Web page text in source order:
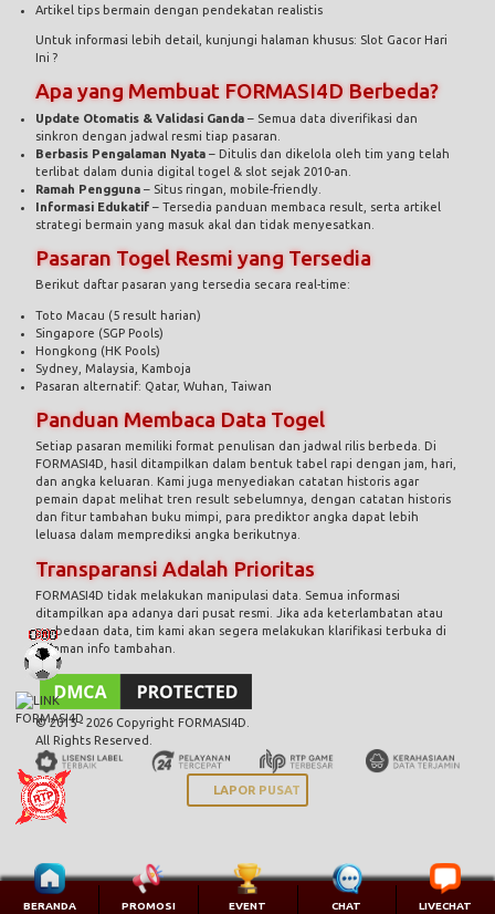
BERANDA PROMOSI EVENT CHAT LIVECHAT
Artikel tips bermain dengan pendekatan realistis
Untuk informasi lebih detail, kunjungi halaman khusus: Slot Gacor Hari
Ini ?
Apa yang Membuat FORMASI4D Berbeda?
Update Otomatis & Validasi Ganda – Semua data diverifikasi dan
sinkron dengan jadwal resmi tiap pasaran.
Berbasis Pengalaman Nyata – Ditulis dan dikelola oleh tim yang telah
terlibat dalam dunia digital togel & slot sejak 2010-an.
Ramah Pengguna – Situs ringan, mobile-friendly.
Informasi Edukatif – Tersedia panduan membaca result, serta artikel
strategi bermain yang masuk akal dan tidak menyesatkan.
Pasaran Togel Resmi yang Tersedia
Berikut daftar pasaran yang tersedia secara real-time:
Toto Macau (5 result harian)
Singapore (SGP Pools)
Hongkong (HK Pools)
Sydney, Malaysia, Kamboja
Pasaran alternatif: Qatar, Wuhan, Taiwan
Panduan Membaca Data Togel
Setiap pasaran memiliki format penulisan dan jadwal rilis berbeda. Di
FORMASI4D, hasil ditampilkan dalam bentuk tabel rapi dengan jam, hari,
dan angka keluaran. Kami juga menyediakan catatan historis agar
pemain dapat melihat tren result sebelumnya, dengan catatan historis
dan fitur tambahan buku mimpi, para prediktor angka dapat lebih
leluasa dalam memprediksi angka berikutnya.
Transparansi Adalah Prioritas
FORMASI4D tidak melakukan manipulasi data. Semua informasi
ditampilkan apa adanya dari pusat resmi. Jika ada keterlambatan atau
perbedaan data, tim kami akan segera melakukan klarifikasi terbuka di
halaman info tambahan.
© 2015 - 2026 Copyright FORMASI4D.
All Rights Reserved.
LAPOR PUSAT